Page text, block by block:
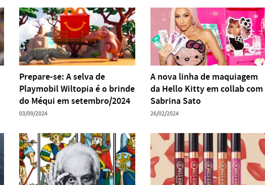
Prepare-se: A selva de
Playmobil Wiltopia é o brinde
do Méqui em setembro/2024
03/09/2024
A nova linha de maquiagem
da Hello Kitty em collab com
Sabrina Sato
26/02/2024